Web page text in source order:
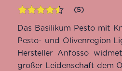
mit4.40
von 5,
basierend
auf
Kundenbewertungen
5
Das Basilikum Pesto mit
Pesto- und Olivenregion
Hersteller Anfosso
großer Leidenschaft dem